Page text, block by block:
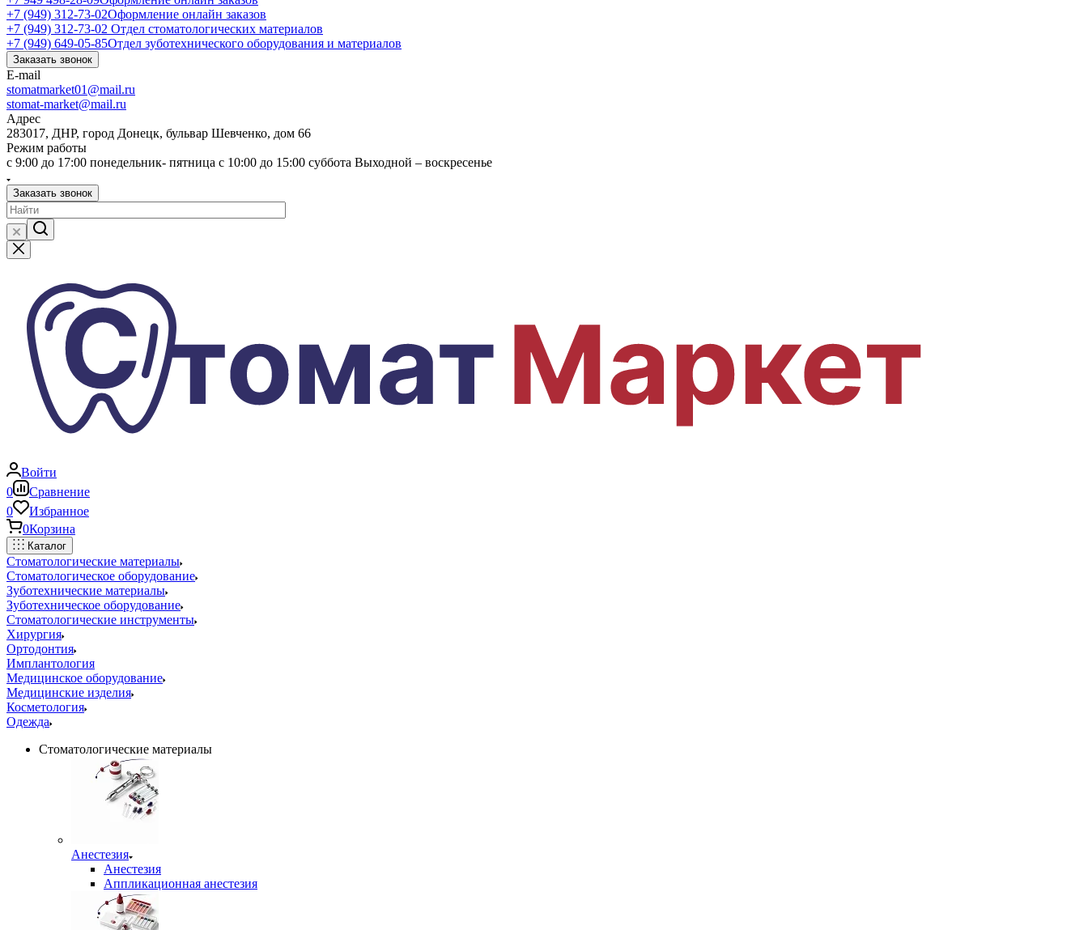
+7 (949) 312-73-02Оформление онлайн заказов
+7 (949) 312-73-02 Отдел стоматологических материалов
+7 (949) 649-05-85Отдел зуботехнического оборудования и материалов
Заказать звонок
E-mail
stomatmarket01@mail.ru
stomat-market@mail.ru
Адрес
283017, ДНР, город Донецк, бульвар Шевченко, дом 66
Режим работы
с 9:00 до 17:00 понедельник- пятница с 10:00 до 15:00 суббота Выходной – воскресенье
Заказать звонок
Войти
0
Сравнение
0
Избранное
0Корзина
Каталог
Стоматологические материалы
Стоматологическое оборудование
Зуботехнические материалы
Зуботехническое оборудование
Стоматологические инструменты
Хирургия
Ортодонтия
Имплантология
Медицинское оборудование
Медицинские изделия
Косметология
Одежда
Стоматологические материалы
Анестезия
Анестезия
Аппликационная анестезия